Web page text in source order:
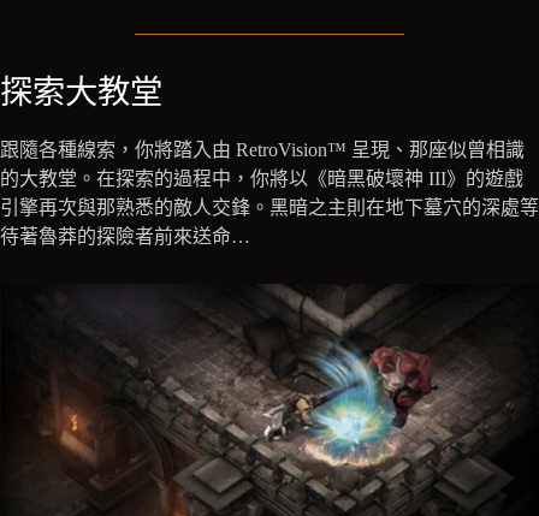
探索大教堂
跟隨各種線索，你將踏入由 RetroVision™ 呈現、那座似曾相識
的大教堂。在探索的過程中，你將以《暗黑破壞神 III》的遊戲
引擎再次與那熟悉的敵人交鋒。黑暗之主則在地下墓穴的深處等
待著魯莽的探險者前來送命…